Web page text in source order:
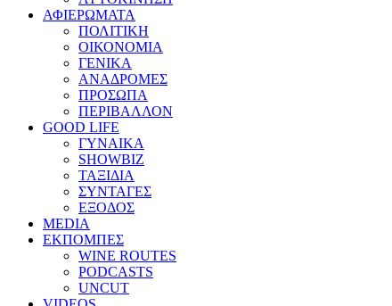
ΑΦΙΕΡΩΜΑΤΑ
ΠΟΛΙΤΙΚΗ
ΟΙΚΟΝΟΜΙΑ
ΓΕΝΙΚΑ
ΑΝΑΔΡΟΜΕΣ
ΠΡΟΣΩΠΑ
ΠΕΡΙΒΑΛΛΟΝ
GOOD LIFE
ΓΥΝΑΙΚΑ
SHOWBIZ
ΤΑΞΙΔΙΑ
ΣΥΝΤΑΓΕΣ
ΕΞΟΔΟΣ
MEDIA
ΕΚΠΟΜΠΕΣ
WINE ROUTES
PODCASTS
UNCUT